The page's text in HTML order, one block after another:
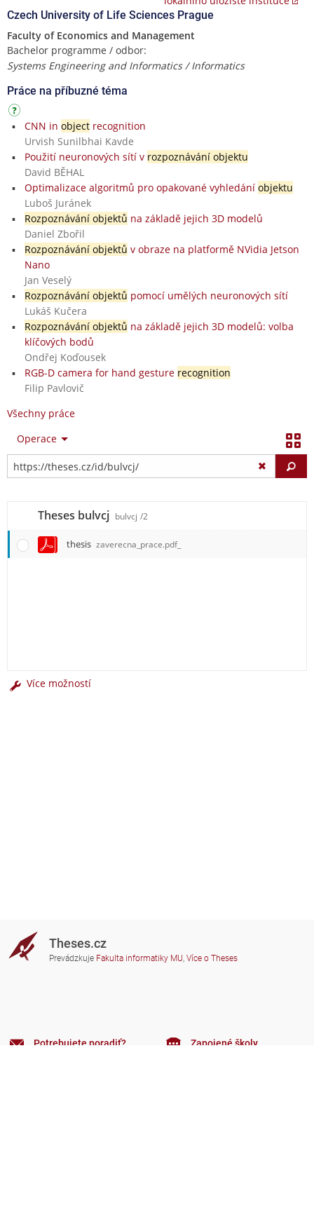
Czech University of Life Sciences Prague
Faculty of Economics and Management
Bachelor programme / odbor:
Systems Engineering and Informatics / Informatics
Práce na příbuzné téma
CNN in objectrecognition
Urvish Sunilbhai Kavde
Použití neuronových sítí v rozpoznávání objektu
David BĚHAL
Optimalizace algoritmů pro opakované vyhledání objektu
Luboš Juránek
Rozpoznávání objektů na základě jejich 3D modelů
Daniel Zbořil
Rozpoznávání objektů v obraze na platformě NVidia Jetson
Nano
Jan Veselý
Rozpoznávání objektů pomocí umělých neuronových sítí
Lukáš Kučera
Rozpoznávání objektů na základě jejich 3D modelů: volba
klíčových bodů
Ondřej Koďousek
RGB-D camera for hand gesture recognition
Filip Pavlovič
Všechny práce
Operace
Theses bulvcj bulvcj /2
thesis zaverecna_prace.pdf_
Více možností
Theses.cz
Prevádzkuje Fakulta informatiky MU, Více o Theses
Potrebujete poradiť? Zapojené školy